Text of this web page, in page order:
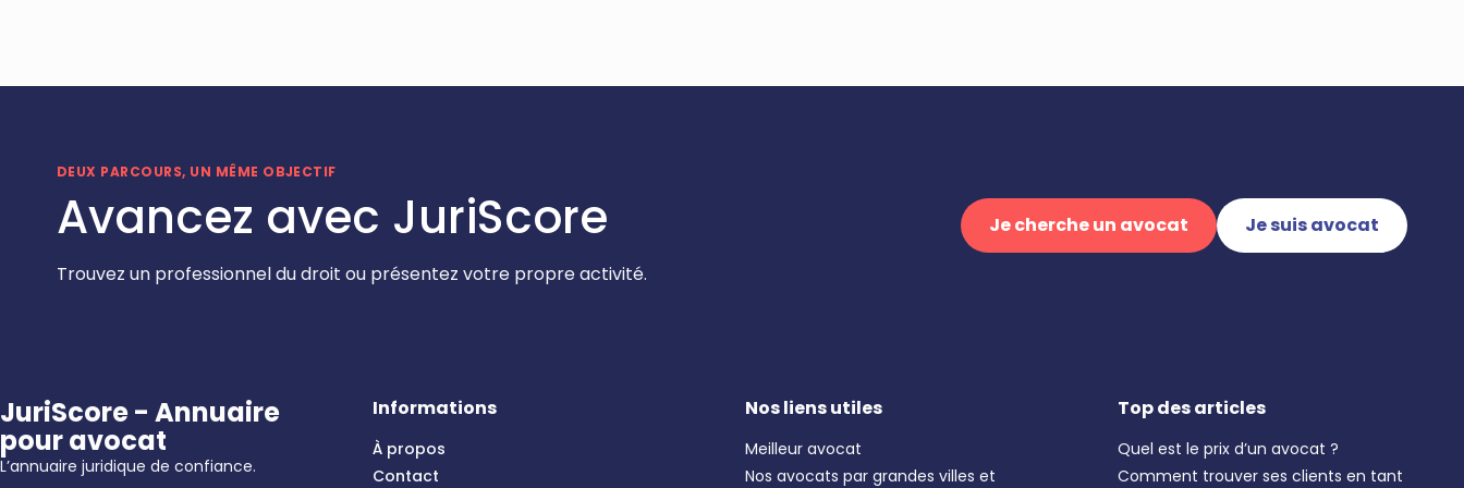
DEUX PARCOURS, UN MÊME OBJECTIF
Avancez avec JuriScore
Trouvez un professionnel du droit ou présentez votre propre activité.
Je cherche un avocat Je suis avocat
JuriScore - Annuaire
pour avocat
L’annuaire juridique de confiance.
Informations
À propos
Contact
Nos liens utiles
Meilleur avocat
Nos avocats par grandes villes et
Top des articles
Quel est le prix d’un avocat ?
Comment trouver ses clients en tant